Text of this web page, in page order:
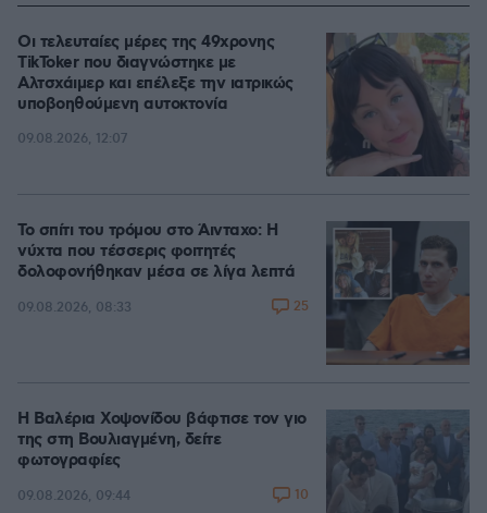
Οι τελευταίες μέρες της 49χρονης
TikToker που διαγνώστηκε με
Αλτσχάιμερ και επέλεξε την ιατρικώς
υποβοηθούμενη αυτοκτονία
09.08.2026, 12:07
Το σπίτι του τρόμου στο Άινταχο: Η
νύχτα που τέσσερις φοιτητές
δολοφονήθηκαν μέσα σε λίγα λεπτά
09.08.2026, 08:33 25
Η Βαλέρια Χοψονίδου βάφτισε τον γιο
της στη Βουλιαγμένη, δείτε
φωτογραφίες
09.08.2026, 09:44 10